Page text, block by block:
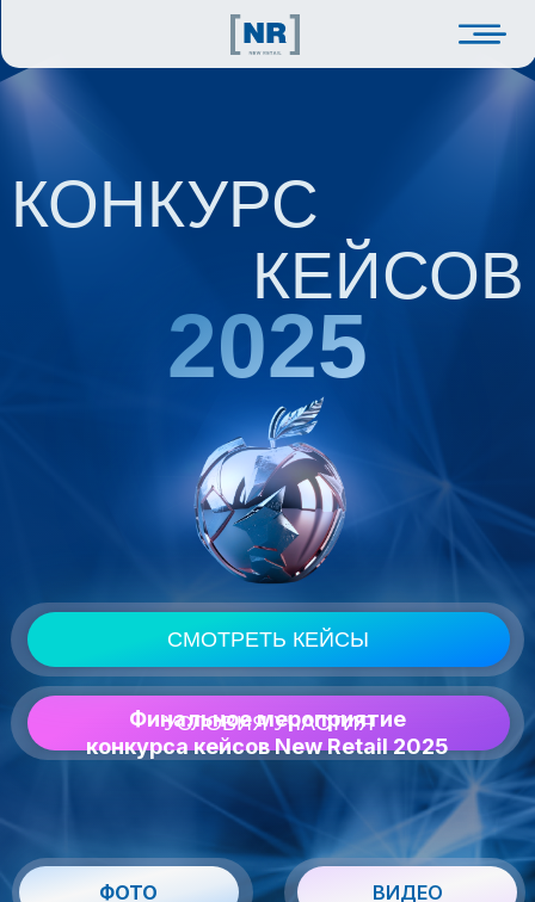
УСЛОВИЯ УЧАСТИЯ
СМОТРЕТЬ КЕЙСЫ
2025
КЕЙСОВ
КОНКУРС
ВИДЕО
Финальное мероприятие
конкурса кейсов New Retail 2025
ФОТО